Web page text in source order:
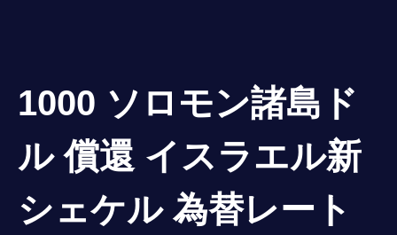
1000 ソロモン諸島ド
ル 償還 イスラエル新
シェケル 為替レート